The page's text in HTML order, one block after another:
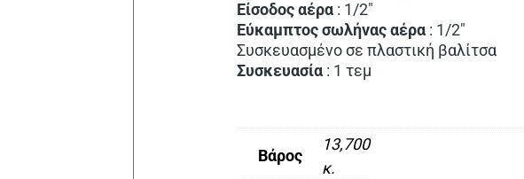
Είσοδος αέρα : 1/2″
Εύκαμπτος σωλήνας αέρα : 1/2″
Συσκευασμένο σε πλαστική βαλίτσα
Συσκευασία : 1 τεμ
Βάρος
13,700
κ.